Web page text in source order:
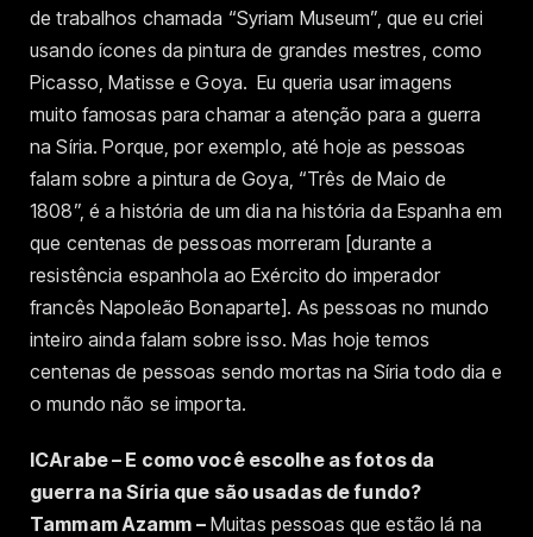
de trabalhos chamada “Syriam Museum”, que eu criei
usando ícones da pintura de grandes mestres, como
Picasso, Matisse e Goya. Eu queria usar imagens
muito famosas para chamar a atenção para a guerra
na Síria. Porque, por exemplo, até hoje as pessoas
falam sobre a pintura de Goya, “Três de Maio de
1808”, é a história de um dia na história da Espanha em
que centenas de pessoas morreram [durante a
resistência espanhola ao Exército do imperador
francês Napoleão Bonaparte]. As pessoas no mundo
inteiro ainda falam sobre isso. Mas hoje temos
centenas de pessoas sendo mortas na Síria todo dia e
o mundo não se importa.
ICArabe – E como você escolhe as fotos da
guerra na Síria que são usadas de fundo?
Tammam Azamm –Muitas pessoas que estão lá na